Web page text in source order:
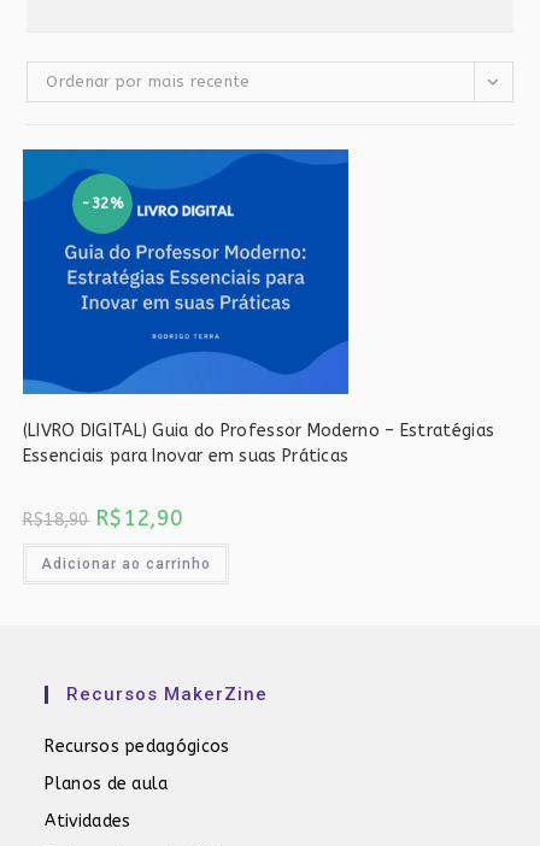
Ordenar por mais recente
-32%
(LIVRO DIGITAL) Guia do Professor Moderno – Estratégias
Essenciais para Inovar em suas Práticas
R$18,90 O
preço
era:
R$12,90
é:
Adicionar ao carrinho
Recursos MakerZine
Recursos pedagógicos
Planos de aula
Atividades